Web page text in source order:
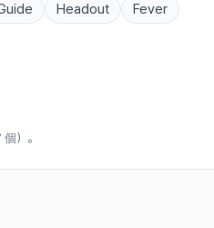
Headout Fever
）。